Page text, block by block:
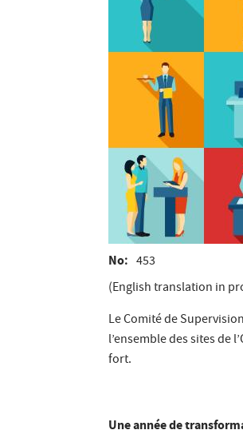
No
453
(English translation in
Le Comité de
l’ensemble des sites de
fort.
Une année de